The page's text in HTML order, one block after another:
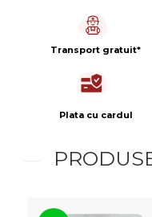
Transport gratuit*
Plata cu cardul